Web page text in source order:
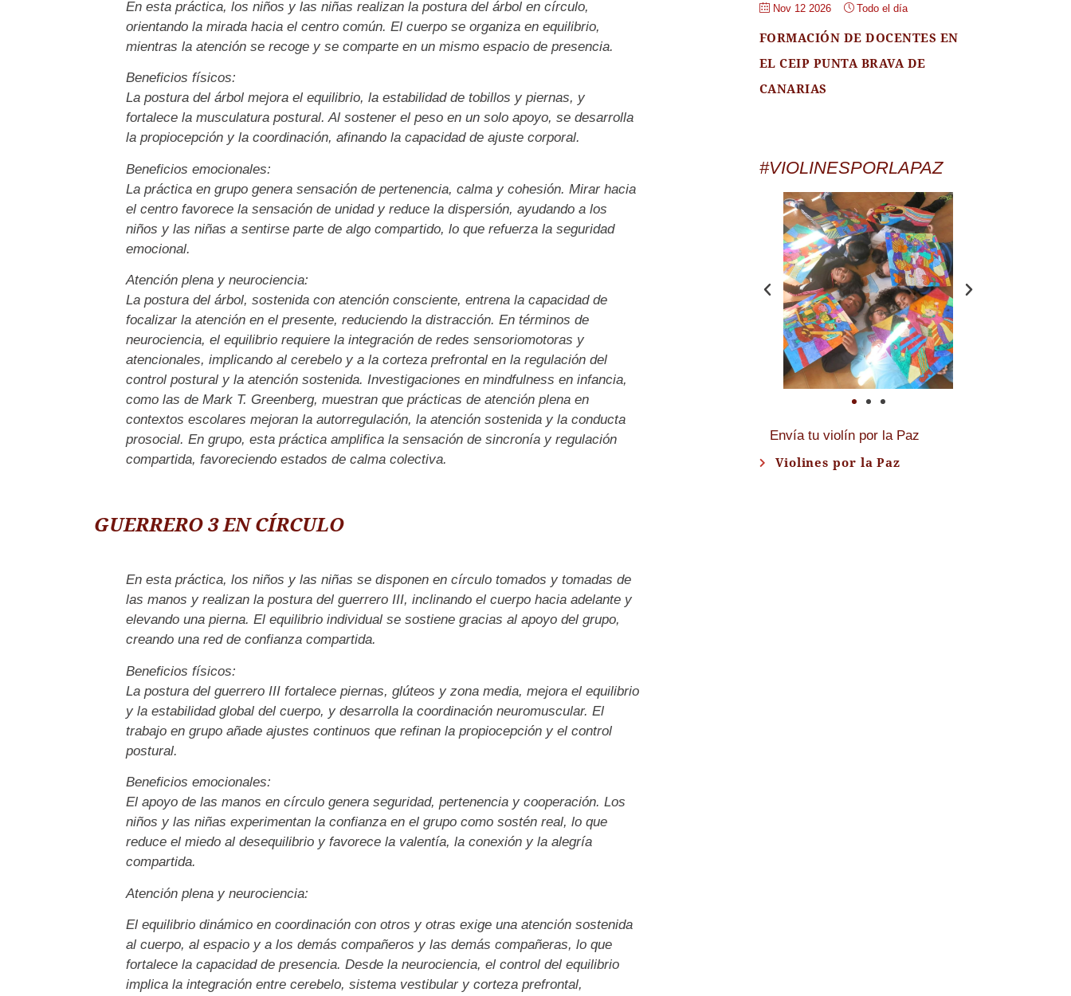
En esta práctica, los niños y las niñas realizan la postura del árbol en círculo,
orientando la mirada hacia el centro común. El cuerpo se organiza en equilibrio,
mientras la atención se recoge y se comparte en un mismo espacio de presencia.
Beneficios físicos:
La postura del árbol mejora el equilibrio, la estabilidad de tobillos y piernas, y
fortalece la musculatura postural. Al sostener el peso en un solo apoyo, se desarrolla
la propiocepción y la coordinación, afinando la capacidad de ajuste corporal.
Beneficios emocionales:
La práctica en grupo genera sensación de pertenencia, calma y cohesión. Mirar hacia
el centro favorece la sensación de unidad y reduce la dispersión, ayudando a los
niños y las niñas a sentirse parte de algo compartido, lo que refuerza la seguridad
emocional.
Atención plena y neurociencia:
La postura del árbol, sostenida con atención consciente, entrena la capacidad de
focalizar la atención en el presente, reduciendo la distracción. En términos de
neurociencia, el equilibrio requiere la integración de redes sensoriomotoras y
atencionales, implicando al cerebelo y a la corteza prefrontal en la regulación del
control postural y la atención sostenida. Investigaciones en mindfulness en infancia,
como las de Mark T. Greenberg, muestran que prácticas de atención plena en
contextos escolares mejoran la autorregulación, la atención sostenida y la conducta
prosocial. En grupo, esta práctica amplifica la sensación de sincronía y regulación
compartida, favoreciendo estados de calma colectiva.
GUERRERO 3 EN CÍRCULO
En esta práctica, los niños y las niñas se disponen en círculo tomados y tomadas de
las manos y realizan la postura del guerrero III, inclinando el cuerpo hacia adelante y
elevando una pierna. El equilibrio individual se sostiene gracias al apoyo del grupo,
creando una red de confianza compartida.
Beneficios físicos:
La postura del guerrero III fortalece piernas, glúteos y zona media, mejora el equilibrio
y la estabilidad global del cuerpo, y desarrolla la coordinación neuromuscular. El
trabajo en grupo añade ajustes continuos que refinan la propiocepción y el control
postural.
Beneficios emocionales:
El apoyo de las manos en círculo genera seguridad, pertenencia y cooperación. Los
niños y las niñas experimentan la confianza en el grupo como sostén real, lo que
reduce el miedo al desequilibrio y favorece la valentía, la conexión y la alegría
compartida.
Atención plena y neurociencia:
El equilibrio dinámico en coordinación con otros y otras exige una atención sostenida
al cuerpo, al espacio y a los demás compañeros y las demás compañeras, lo que
fortalece la capacidad de presencia. Desde la neurociencia, el control del equilibrio
implica la integración entre cerebelo, sistema vestibular y corteza prefrontal,
Nov 12 2026 Todo el día
FORMACIÓN DE DOCENTES EN
EL CEIP PUNTA BRAVA DE
CANARIAS
#VIOLINESPORLAPAZ
Envía tu violín por la Paz
Violines por la Paz